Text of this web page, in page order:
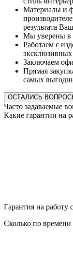
Материалы и
результата
Мы уверены в
Работаем с
Заключаем
Прямая
самых
ОСТАЛИСЬ
Часто задаваемые
Какие гарантии на
Гарантия на работу
Сколько по времени